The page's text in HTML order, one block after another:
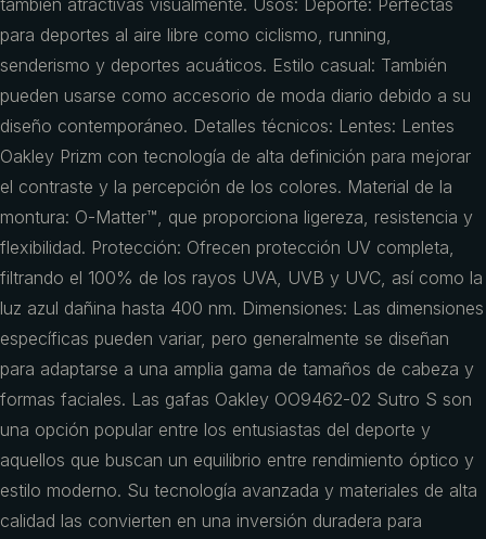
también atractivas visualmente. Usos: Deporte: Perfectas
para deportes al aire libre como ciclismo, running,
senderismo y deportes acuáticos. Estilo casual: También
pueden usarse como accesorio de moda diario debido a su
diseño contemporáneo. Detalles técnicos: Lentes: Lentes
Oakley Prizm con tecnología de alta definición para mejorar
el contraste y la percepción de los colores. Material de la
montura: O-Matter™, que proporciona ligereza, resistencia y
flexibilidad. Protección: Ofrecen protección UV completa,
filtrando el 100% de los rayos UVA, UVB y UVC, así como la
luz azul dañina hasta 400 nm. Dimensiones: Las dimensiones
específicas pueden variar, pero generalmente se diseñan
para adaptarse a una amplia gama de tamaños de cabeza y
formas faciales. Las gafas Oakley OO9462-02 Sutro S son
una opción popular entre los entusiastas del deporte y
aquellos que buscan un equilibrio entre rendimiento óptico y
estilo moderno. Su tecnología avanzada y materiales de alta
calidad las convierten en una inversión duradera para